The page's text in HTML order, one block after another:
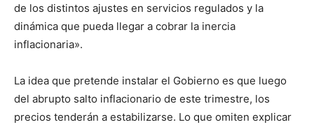
de los distintos ajustes en servicios regulados y la
dinámica que pueda llegar a cobrar la inercia
inflacionaria».
La idea que pretende instalar el Gobierno es que luego
del abrupto salto inflacionario de este trimestre, los
precios tenderán a estabilizarse. Lo que omiten explicar